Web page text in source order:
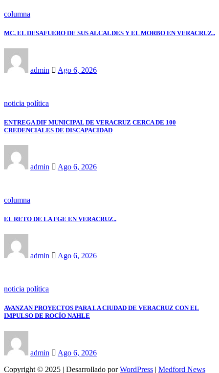
columna
MC, EL DESAFUERO DE SUS ALCALDES Y EL MORBO EN VERACRUZ..
admin Ago 6, 2026
noticia política
ENTREGA DIF MUNICIPAL DE VERACRUZ CERCA DE 100
CREDENCIALES DE DISCAPACIDAD
admin Ago 6, 2026
columna
EL RETO DE LA FGE EN VERACRUZ..
admin Ago 6, 2026
noticia política
AVANZAN PROYECTOS PARA LA CIUDAD DE VERACRUZ CON EL
IMPULSO DE ROCÍO NAHLE
admin
Ago 6, 2026
Copyright © 2025 | Desarrollado porWordPress | Medford News